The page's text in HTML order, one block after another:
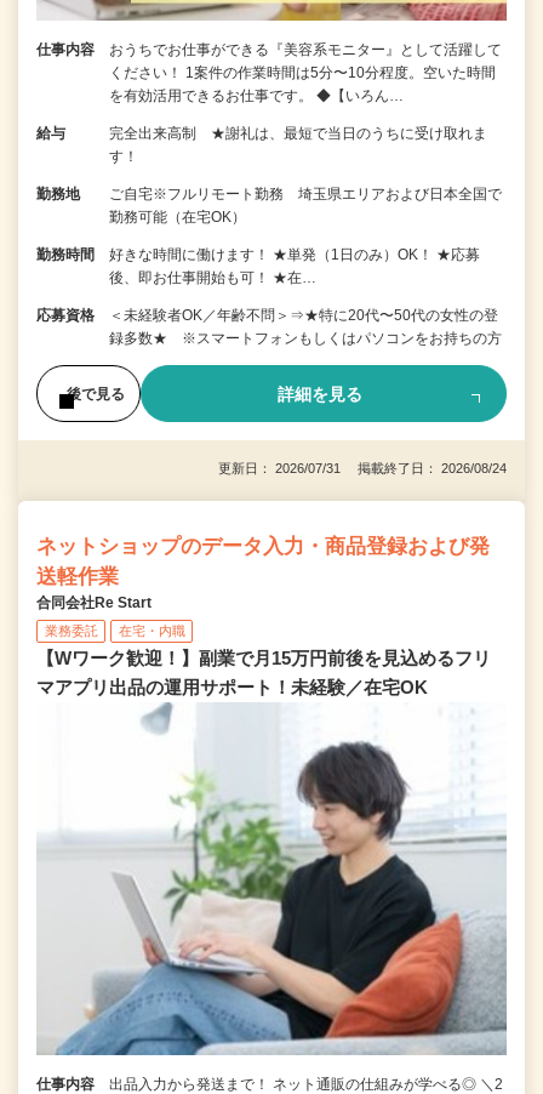
仕事内容
おうちでお仕事ができる『美容系モニター』として活躍して
ください！ 1案件の作業時間は5分〜10分程度。空いた時間
を有効活用できるお仕事です。 ◆【いろん…
給与
完全出来高制 ★謝礼は、最短で当日のうちに受け取れま
す！
勤務地
ご自宅※フルリモート勤務 埼玉県エリアおよび日本全国で
勤務可能（在宅OK）
勤務時間
好きな時間に働けます！ ★単発（1日のみ）OK！ ★応募
後、即お仕事開始も可！ ★在…
応募資格
＜未経験者OK／年齢不問＞⇒★特に20代〜50代の女性の登
録多数★ ※スマートフォンもしくはパソコンをお持ちの方
後で見る 詳細を見る
更新日： 2026/07/31 掲載終了日： 2026/08/24
ネットショップのデータ入力・商品登録および発
送軽作業
合同会社Re Start
業務委託 在宅・内職
【Wワーク歓迎！】副業で月15万円前後を見込めるフリ
マアプリ出品の運用サポート！未経験／在宅OK
仕事内容
出品入力から発送まで！ ネット通販の仕組みが学べる◎ ＼2